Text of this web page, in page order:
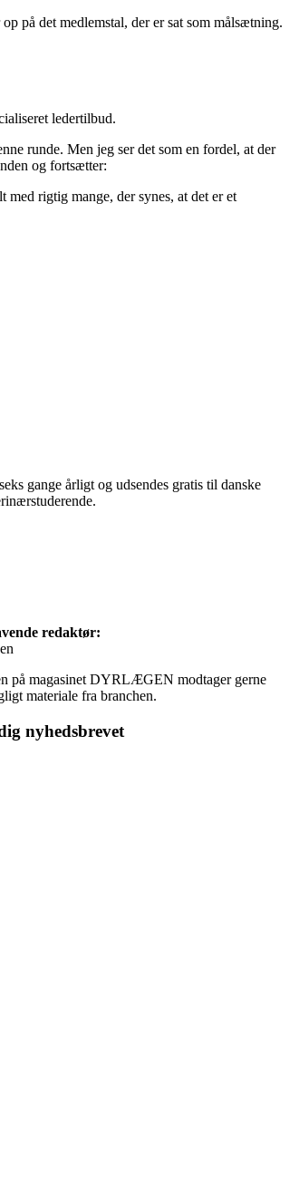
på det medlemstal, der er sat som målsætning.
ledertilbud.
runde. Men jeg ser det som en fordel, at der
og fortsætter:
rigtig mange, der synes, at det er et
gange årligt og udsendes gratis til danske
redaktør:
på magasinet DYRLÆGEN modtager gerne
materiale fra branchen.
nyhedsbrevet